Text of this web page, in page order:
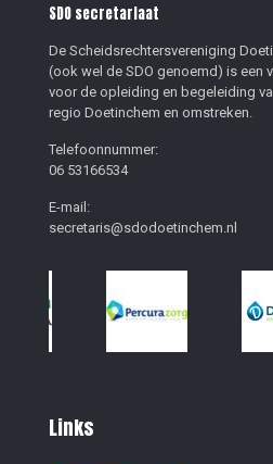
SDO secretariaat
De Scheidsrechtersvereniging
(ook wel de SDO genoemd) is een
voor de opleiding en begeleiding
regio Doetinchem en omstreken.
Telefoonnummer:
06 53166534
E-mail:
secretaris@sdodoetinchem.nl
Links